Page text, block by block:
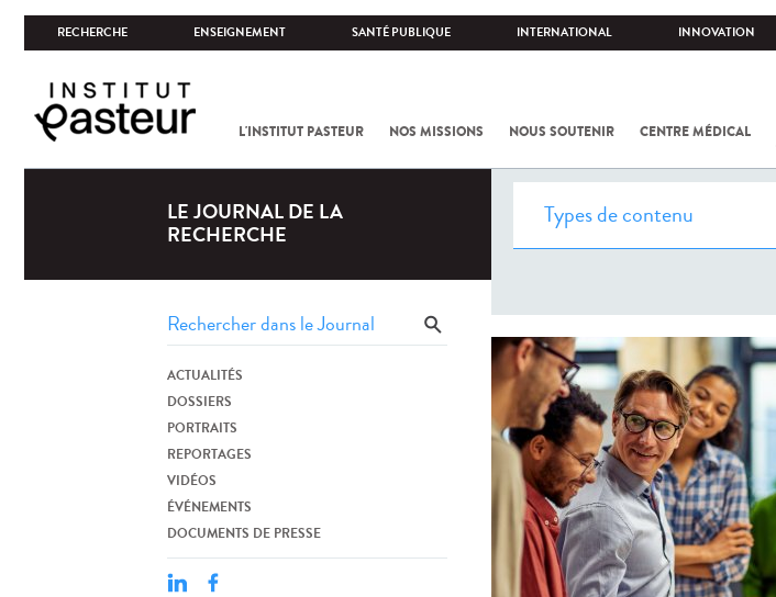
RECHERCHE ENSEIGNEMENT SANTÉ PUBLIQUE INTERNATIONAL INNOVATION
L'INSTITUT PASTEUR NOS MISSIONS NOUS SOUTENIR CENTRE MÉDICAL
LE JOURNAL DE LA
RECHERCHE
ACTUALITÉS
DOSSIERS
PORTRAITS
REPORTAGES
VIDÉOS
ÉVÉNEMENTS
DOCUMENTS DE PRESSE